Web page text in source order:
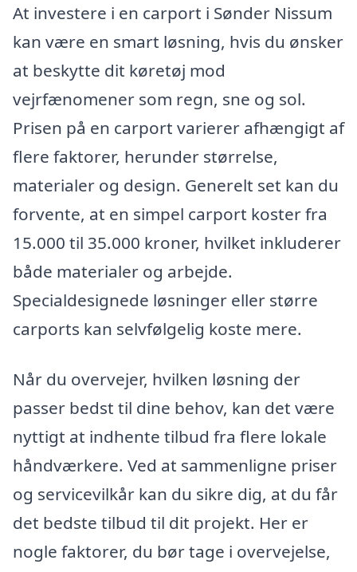
At investere i en carport i Sønder Nissum
kan være en smart løsning, hvis du ønsker
at beskytte dit køretøj mod
vejrfænomener som regn, sne og sol.
Prisen på en carport varierer afhængigt af
flere faktorer, herunder størrelse,
materialer og design. Generelt set kan du
forvente, at en simpel carport koster fra
15.000 til 35.000 kroner, hvilket inkluderer
både materialer og arbejde.
Specialdesignede løsninger eller større
carports kan selvfølgelig koste mere.
Når du overvejer, hvilken løsning der
passer bedst til dine behov, kan det være
nyttigt at indhente tilbud fra flere lokale
håndværkere. Ved at sammenligne priser
og servicevilkår kan du sikre dig, at du får
det bedste tilbud til dit projekt. Her er
nogle faktorer, du bør tage i overvejelse,